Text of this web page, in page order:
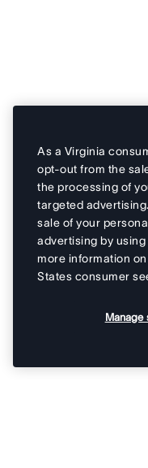
As a Virginia
opt-out from the
the processing of
targeted
sale of your
advertising by
more information
States consumer
Manage